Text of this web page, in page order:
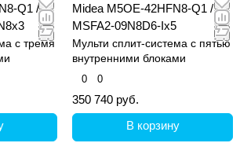
Q1 /
с тремя
Midea M5OE-42HFN8-Q1 /
MSFA2-09N8D6-Ix5
Мульти сплит-система с пятью
внутренними блоками
0 0
350 740 руб.
В корзину